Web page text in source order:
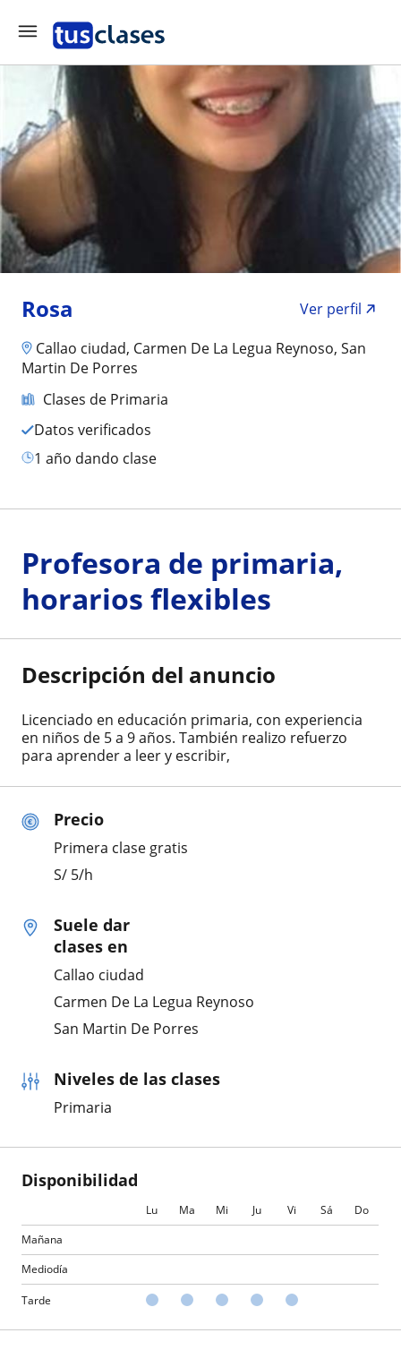
Rosa
Ver perfil
Callao ciudad, Carmen De La Legua Reynoso, San
Martin De Porres
Clases de Primaria
Datos verificados
1 año dando clase
Precio
Primera clase gratis
S/ 5/h
Suele dar
clases en
Callao ciudad
Carmen De La Legua Reynoso
San Martin De Porres
Niveles de las clases
Primaria
Disponibilidad
Lu Ma Mi Ju Vi Sá
Do
Mañana
Mediodía
Tarde
Profesora de primaria,
horarios flexibles
Descripción del anuncio
Licenciado en educación primaria, con experiencia
en niños de 5 a 9 años. También realizo refuerzo
para aprender a leer y escribir,